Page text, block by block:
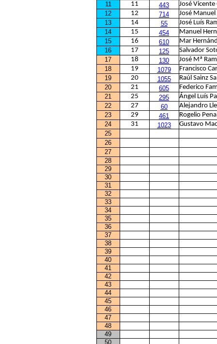
11
11 443
José
12
12 714
José
13
14 55
José Luís
14
15 454
Manuel
15
16 610
Mar
16
17 125
Salvador
17
18 130
José Mª
18
19 1079
Francisco
19
20 1055
Raúl Sainz
20
21 605
Federico
21
25 295
Ángel Luís
22
27 60
Alejandro
23
29 461
Rogelio
24
31 1023
Gustavo
25
26
27
28
29
30
31
32
33
34
35
36
37
38
39
40
41
42
43
44
45
46
47
48
49
50